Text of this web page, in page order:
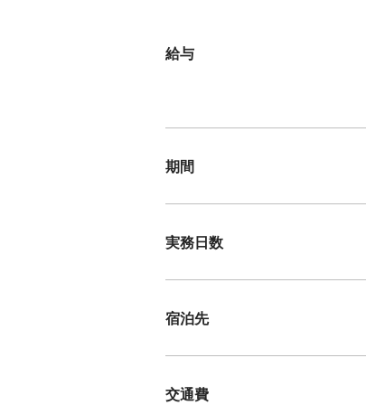
給与
期間
実務日数
宿泊先
交通費